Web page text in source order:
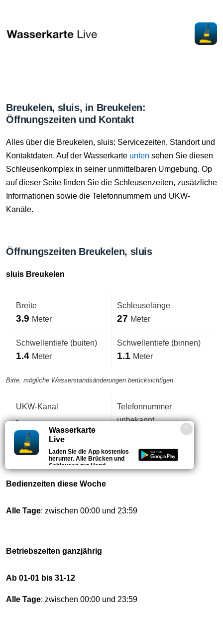
Breukelen, sluis, in Breukelen:
Öffnungszeiten und Kontakt
Alles über die Breukelen, sluis: Servicezeiten, Standort und
Kontaktdaten. Auf der Wasserkarte unten sehen Sie diesen
Schleusenkomplex in seiner unmittelbaren Umgebung. Op
auf dieser Seite finden Sie die Schleusenzeiten, zusätzliche
Informationen sowie die Telefonnummern und UKW-
Kanäle.
Öffnungszeiten Breukelen, sluis
sluis Breukelen
Breite
3.9 Meter
Schleuselänge
27 Meter
Schwellentiefe (buiten)
1.4 Meter
Schwellentiefe (binnen)
1.1 Meter
Bitte, mögliche Wasserstandsänderungen berücksichtigen
UKW-Kanal
-
Telefonnummer
unbekannt
Sluis staat (in het algemeen) open.
Bedienzeiten diese Woche
Alle Tage: zwischen 00:00 und 23:59
Betriebszeiten ganzjährig
Ab 01-01 bis 31-12
Alle Tage: zwischen 00:00 und 23:59
Wasserkarte
Live
Laden Sie die App kostenlos
herunter. Alle Brücken und
Schleusen zur Hand.